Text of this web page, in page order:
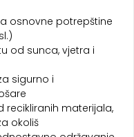
osnovne potrepštine
od sunca, vjetra i
sigurno i
recikliranih materijala,
okoliš